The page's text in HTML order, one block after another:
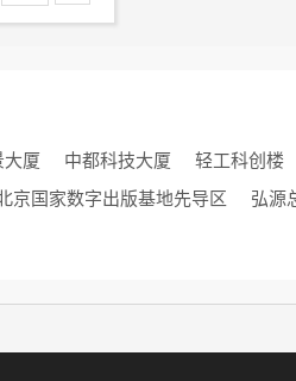
大厦 中都科技大厦 轻工科创楼
京国家数字出版基地先导区
弘源